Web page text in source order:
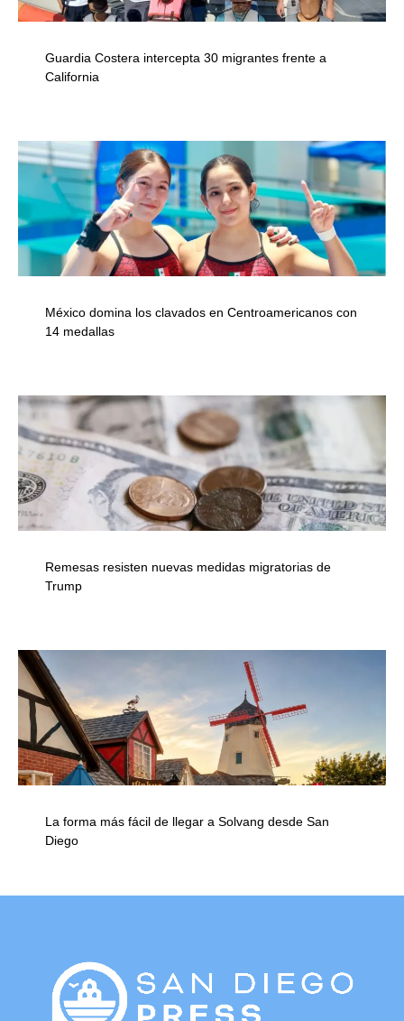
Guardia Costera intercepta 30 migrantes frente a
California
México domina los clavados en Centroamericanos con
14 medallas
Remesas resisten nuevas medidas migratorias de
Trump
La forma más fácil de llegar a Solvang desde San
Diego